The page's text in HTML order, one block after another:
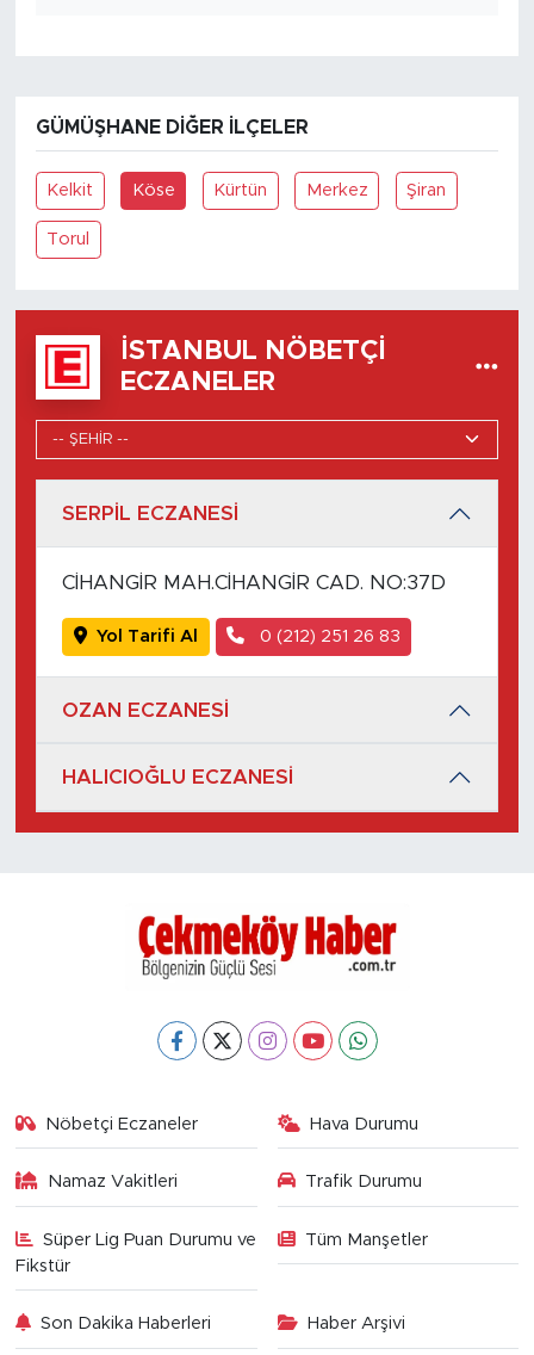
GÜMÜŞHANE DIĞER İLÇELER
Kelkit Köse Kürtün Merkez Şiran
Torul
İSTANBUL NÖBETÇI
ECZANELER
SERPİL ECZANESİ
CİHANGİR MAH.CİHANGİR CAD. NO:37D
Yol Tarifi Al 0 (212) 251 26 83
OZAN ECZANESİ
HALICIOĞLU ECZANESİ
Nöbetçi Eczaneler Hava Durumu
Namaz Vakitleri Trafik Durumu
Süper Lig Puan Durumu ve
Fikstür
Tüm Manşetler
Son Dakika Haberleri Haber Arşivi